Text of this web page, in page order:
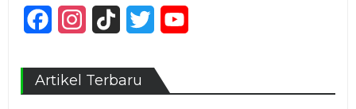
FacebookInstagram
TikTok Twitter
Artikel Terbaru